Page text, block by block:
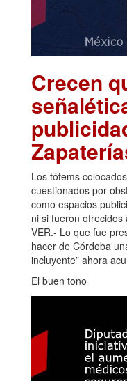
Crecen
Los tótems
cuestionados por
como espacios
ni si fueron ofrecidos
VER.- Lo que fue
hacer de Córdoba
incluyente” ahora
El buen tono